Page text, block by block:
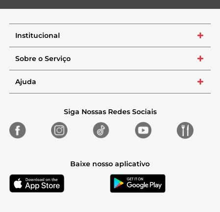
Institucional +
Sobre o Serviço +
Ajuda +
Siga Nossas Redes Sociais
Baixe nosso aplicativo